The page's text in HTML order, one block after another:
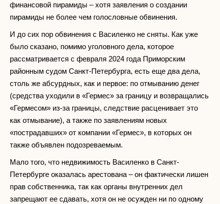
финансовой пирамиды – хотя заявления о создании
пирамиды не более чем голословные обвинения.
И до сих пор обвинения с Василенко не сняты. Как уже
было сказано, помимо уголовного дела, которое
рассматривается с февраля 2024 года Приморским
районным судом Санкт-Петербурга, есть еще два дела,
столь же абсурдных, как и первое: по отмыванию денег
(средства уходили в «Гермес» за границу и возвращались
«Гермесом» из-за границы, следствие расценивает это
как отмывание), а также по заявлениям новых
«пострадавших» от компании «Гермес», в которых он
также объявлен подозреваемым.
Мало того, что недвижимость Василенко в Санкт-
Петербурге оказалась арестована – он фактически лишен
прав собственника, так как органы внутренних дел
запрещают ее сдавать, хотя он не осужден ни по одному